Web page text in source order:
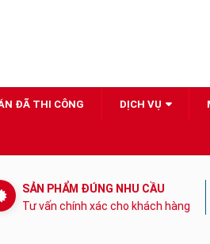
ĐÃ THI CÔNG DỊCH VỤ
SẢN PHẨM ĐÚNG NHU CẦU
Tư vấn chính xác cho khách hàng